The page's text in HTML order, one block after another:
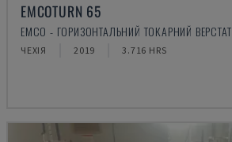
EMCOTURN 65
EMCO - ГОРИЗОНТАЛЬНИЙ ТОКАРНИЙ ВЕРСТАТ
ЧЕХІЯ 2019 3.716 HRS